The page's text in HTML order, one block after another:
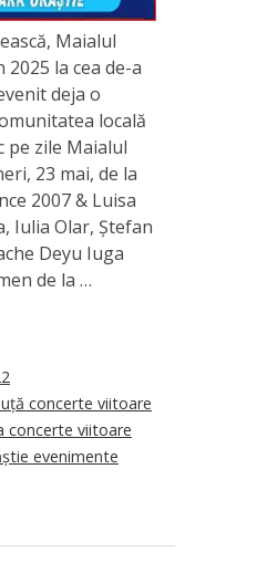
Maialul
la cea de-a
deja o
locală
pe zile Maialul
23 mai, de la
2007 & Luisa
Iulia Olar, Ștefan
Deyu Iuga
de la …
concerte viitoare
concerte viitoare
evenimente